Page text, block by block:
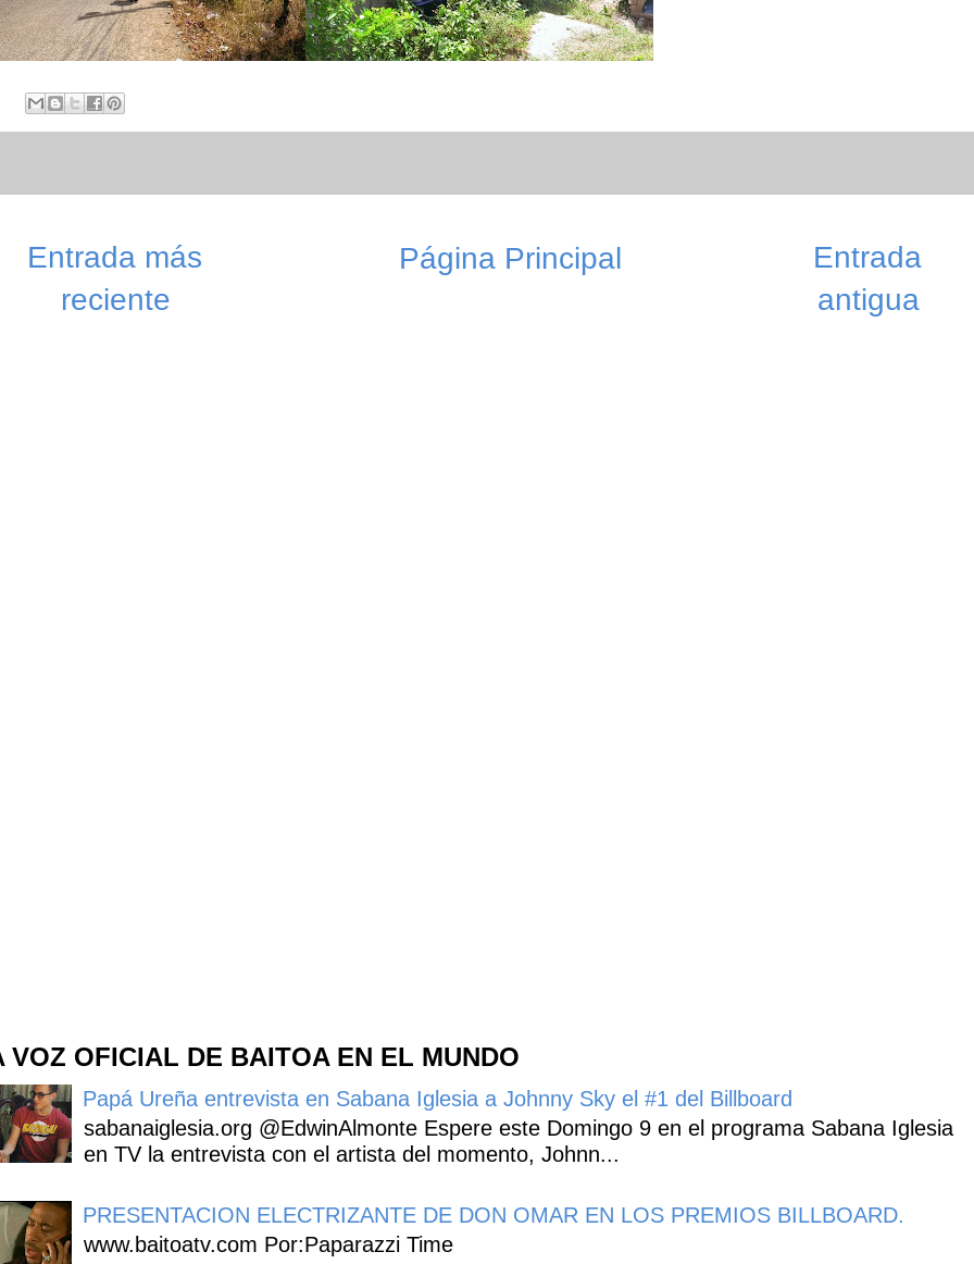
Entrada más
reciente
Entrada
antigua
Página Principal
VOZ OFICIAL DE BAITOA EN EL MUNDO
Papá Ureña entrevista en Sabana Iglesia a Johnny Sky el #1 del Billboard
sabanaiglesia.org @EdwinAlmonte Espere este Domingo 9 en el programa Sabana Iglesia
en TV la entrevista con el artista del momento, Johnn...
PRESENTACION ELECTRIZANTE DE DON OMAR EN LOS PREMIOS BILLBOARD.
www.baitoatv.com Por:Paparazzi Time